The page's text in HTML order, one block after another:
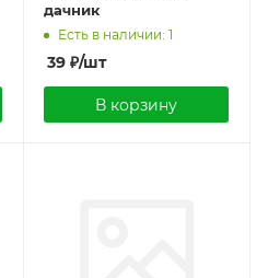
дачник
Есть в наличии: 1
39₽/шт
В корзину